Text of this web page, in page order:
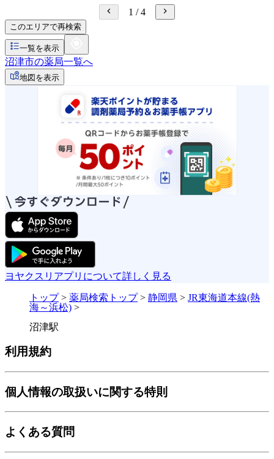
1 /4
このエリアで再検索
一覧を表示
沼津市の薬局一覧へ
地図を表示
ヨヤクスリアプリについて詳しく見る
トップ> 薬局検索トップ> 静岡県 > JR東海道本線(熱
海～浜松) >
沼津駅
利用規約
個人情報の取扱いに関する特則
よくある質問